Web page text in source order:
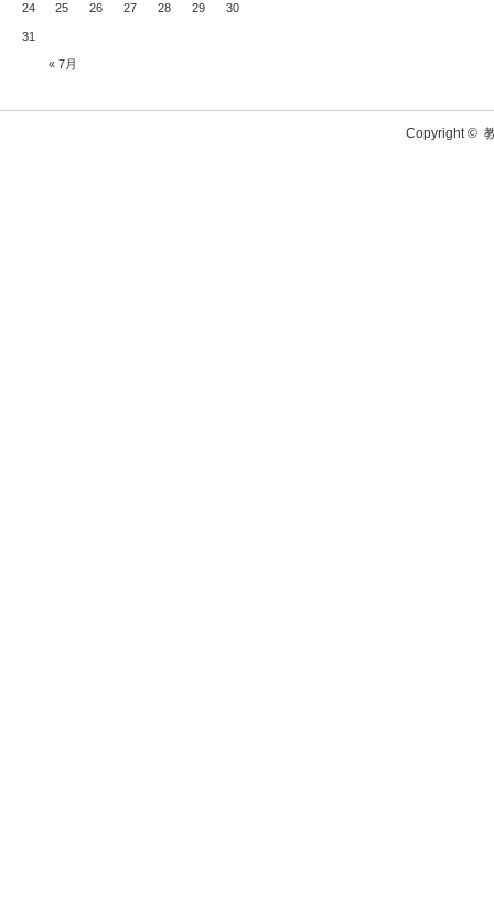
« 7月
24 25 26 27 28 29 30
31
Copyright ©